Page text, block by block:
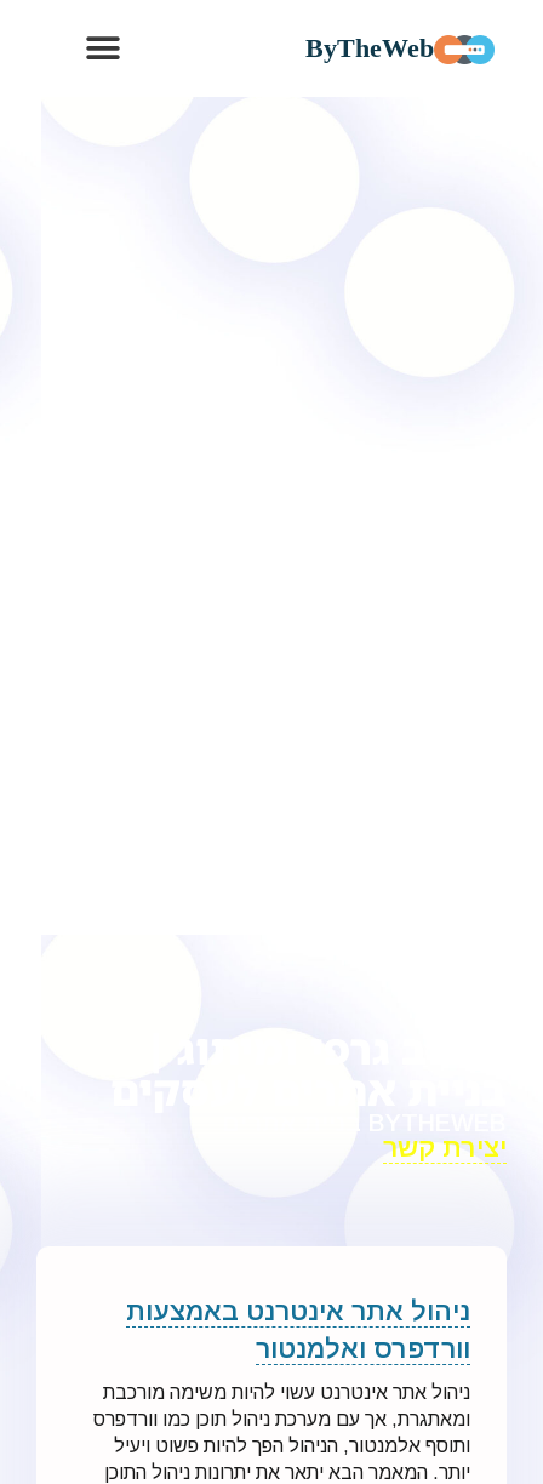
ByTheWeb
יצירת קשר
ניהול אתר אינטרנט באמצעות
וורדפרס ואלמנטור
ניהול אתר אינטרנט עשוי להיות משימה מורכבת
ומאתגרת, אך עם מערכת ניהול תוכן כמו וורדפרס
ותוסף אלמנטור, הניהול הפך להיות פשוט ויעיל
יותר. המאמר הבא יתאר את יתרונות ניהול התוכן